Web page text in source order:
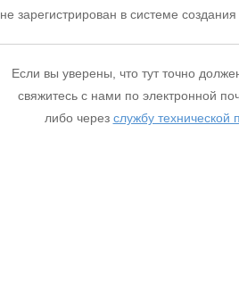
не зарегистрирован в системе создания
Если вы уверены, что тут точно
свяжитесь с нами по электронной
либо через службу технической